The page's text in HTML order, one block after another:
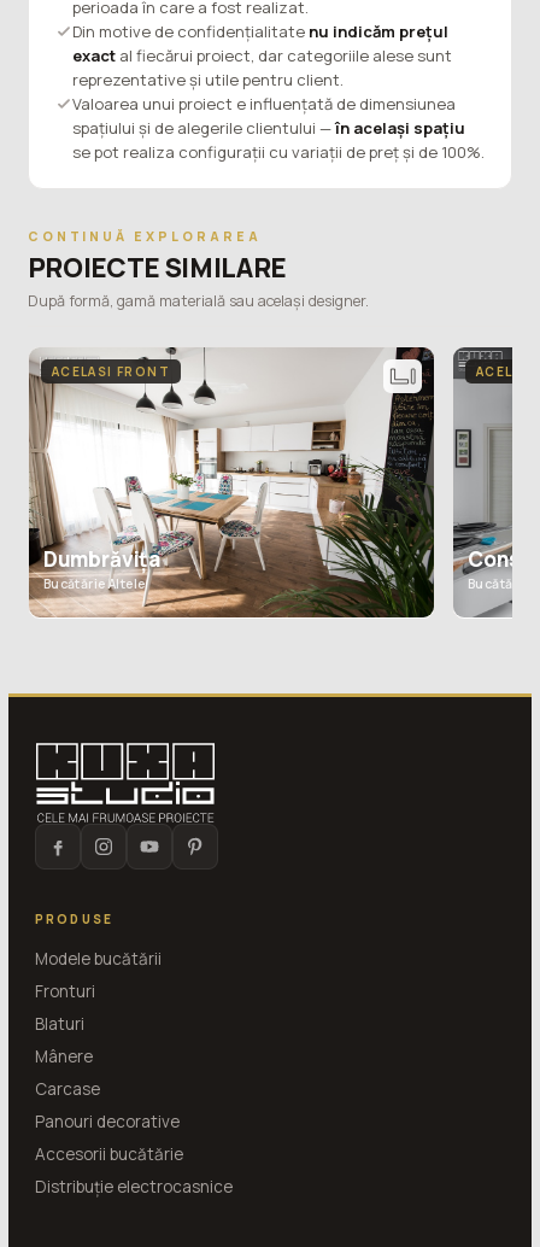
perioada în care a fost realizat.
Din motive de confidențialitate nu indicăm prețul
exactal fiecărui proiect, dar categoriile alese sunt
reprezentative și utile pentru client.
Valoarea unui proiect e influențată de dimensiunea
spațiului și de alegerile clientului —în același spațiu
se pot realiza configurații cu variații de preț și de 100%.
CONTINUĂ EXPLORAREA
PROIECTE SIMILARE
După formă, gamă materială sau același designer.
ACELASI FRONT
Dumbrăviţa
Bucătărie Altele Bucătărie
PRODUSE
Modele bucătării
Fronturi
Blaturi
Mânere
Carcase
Panouri decorative
Accesorii bucătărie
Distribuție electrocasnice